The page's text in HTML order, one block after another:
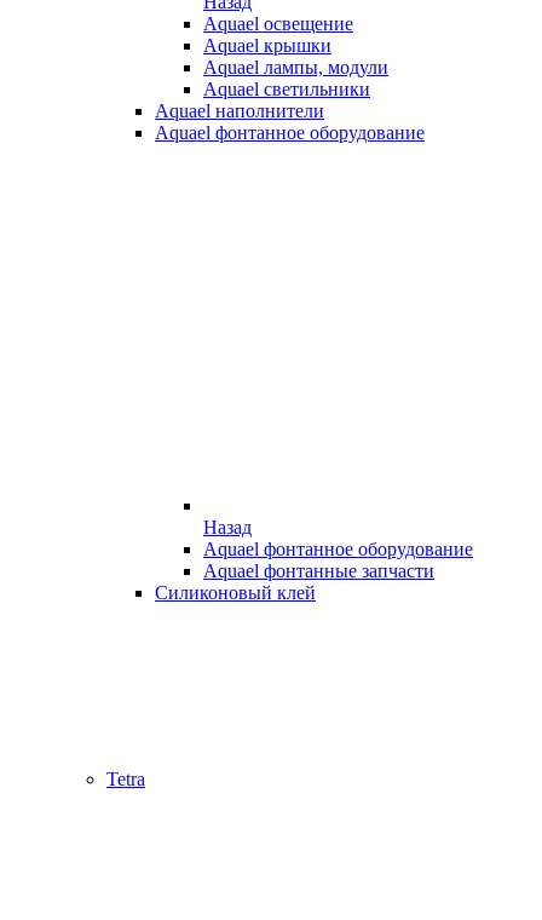
Aquael освещение
Aquael крышки
Aquael лампы, модули
Aquael светильники
Aquael наполнители
Aquael фонтанное оборудование
Назад
Aquael фонтанное оборудование
Aquael фонтанные запчасти
Силиконовый клей
Tetra